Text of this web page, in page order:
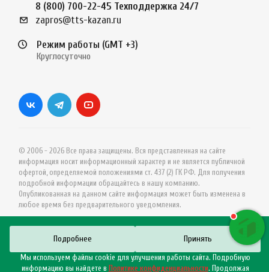
8 (800) 700-22-45 Техподдержка 24/7
zapros@tts-kazan.ru
Режим работы (GMT +3)
Круглосуточно
© 2006 - 2026 Все права защищены. Вся представленная на сайте
информация носит информационный характер и не является публичной
офертой, определяемой положениями ст. 437 (2) ГК РФ. Для получения
подробной информации обращайтесь в нашу компанию.
Опубликованная на данном сайте информация может быть изменена в
любое время без предварительного уведомления.
Подробнее Принять
Мы используем файлы cookie для улучшения работы сайта. Подробную
информацию вы найдете в Политике конфиденциальности. Продолжая